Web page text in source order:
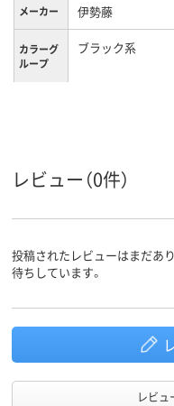
メーカー 伊勢藤
カラーグ
ループ
ブラック系
レビュー（0件）
投稿されたレビューはまだあ
待ちしています。
レビュ